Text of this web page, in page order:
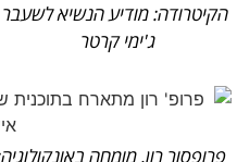
הקיטרודה: מודיע הנשיא לשעבר
ג'ימי קרטר